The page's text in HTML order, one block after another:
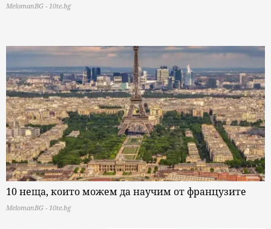
MelomanBG - 10te.bg
10 неща, които можем да научим от французите
MelomanBG - 10te.bg